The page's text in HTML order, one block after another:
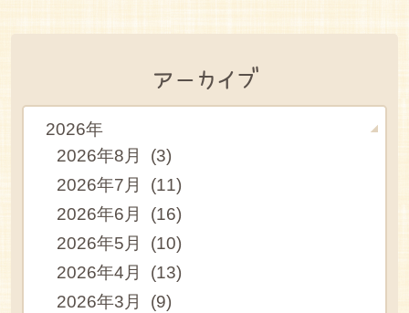
アーカイブ
2026年
2026年8月 (3)
2026年7月 (11)
2026年6月 (16)
2026年5月 (10)
2026年4月 (13)
2026年3月 (9)